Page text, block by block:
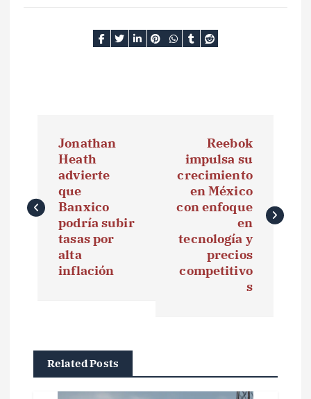
e
ó
n
Jonathan
Heath
advierte
que
Banxico
podría subir
tasas por
alta
inflación
Reebok
impulsa su
crecimiento
en México
con enfoque
en
tecnología y
precios
competitivo
s
Related Posts